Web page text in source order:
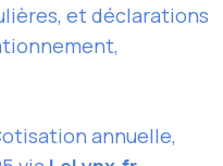
et déclarations
annuelle,